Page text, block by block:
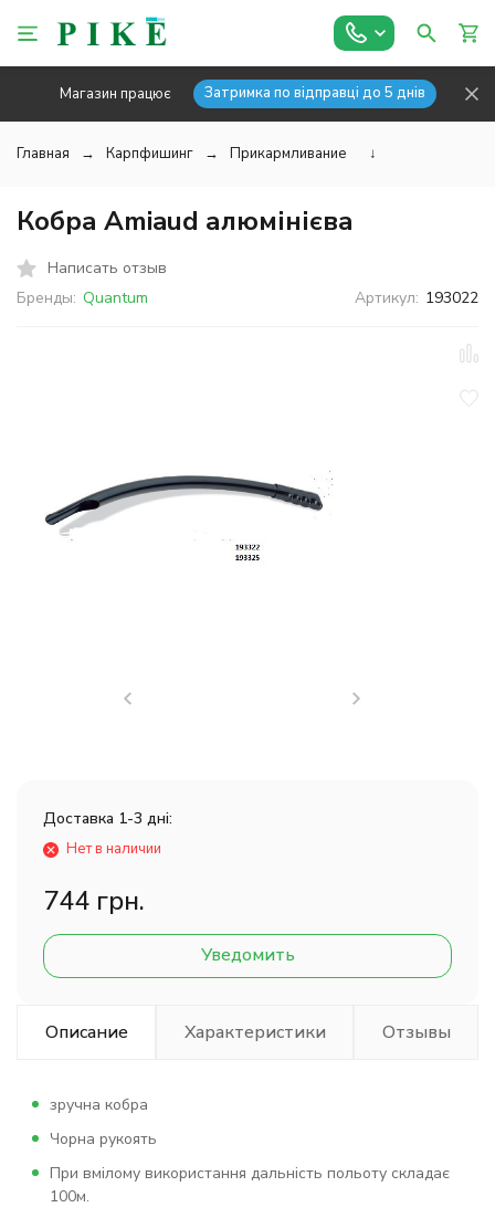
Магазин працює Затримка по відправці до 5 днів
Главная Карпфишинг Прикармливание ↓
Кобра Amiaud алюмінієва
Написать отзыв
Бренды: Quantum Артикул: 193022
Доставка 1-3 дні:
Нет в наличии
744 грн.
Уведомить
Описание Характеристики Отзывы
зручна кобра
Чорна рукоять
При вмілому використання дальність польоту складає
100м.